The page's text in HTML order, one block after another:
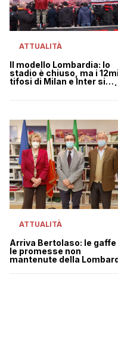
ATTUALITÀ
Il modello Lombardia: lo
stadio è chiuso, ma i
tifosi di Milan e Inter si
ATTUALITÀ
Arriva Bertolaso: le gaffe
le promesse non
mantenute della